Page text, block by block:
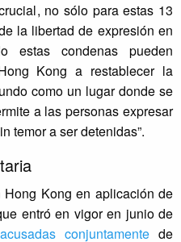
no sólo para estas 13
la libertad de expresión en
estas condenas pueden
Kong a restablecer la
como un lugar donde se
a las personas expresar
temor a ser detenidas”.
Kong en aplicación de
entró en vigor en junio de
conjuntamentede